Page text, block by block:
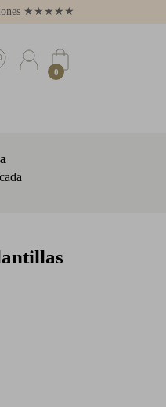
★ ★ ★ ★ ★
0